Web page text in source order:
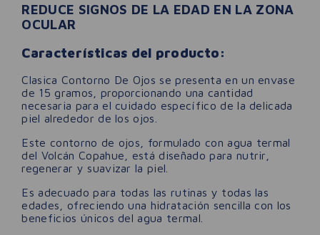
REDUCE SIGNOS DE LA EDAD EN LA ZONA
OCULAR
Características del producto:
Clasica Contorno De Ojos se presenta en un envase
de 15 gramos, proporcionando una cantidad
necesaria para el cuidado específico de la delicada
piel alrededor de los ojos.
Este contorno de ojos, formulado con agua termal
del Volcán Copahue, está diseñado para nutrir,
regenerar y suavizar la piel.
Es adecuado para todas las rutinas y todas las
edades, ofreciendo una hidratación sencilla con los
beneficios únicos del agua termal.